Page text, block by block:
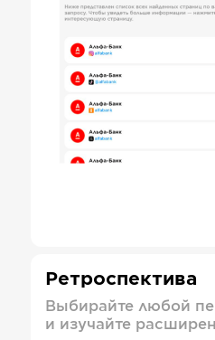
Ретроспектива
Выбирайте любой
и изучайте